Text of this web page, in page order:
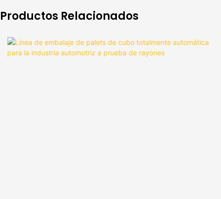
Productos Relacionados